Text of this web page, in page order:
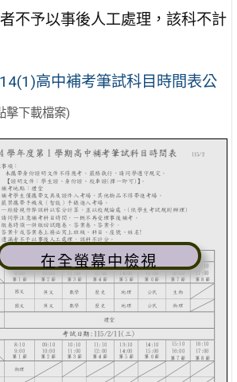
不予以事後人工處理，該科不計
高中補考筆試科目時間表公
擊下載檔案)
在全螢幕中檢視